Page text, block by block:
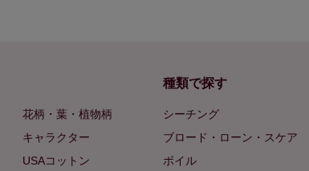
花柄・葉・植物柄
キャラクター
USAコットン
種類で探す
シーチング
ブロード・ローン・スケア
ボイル